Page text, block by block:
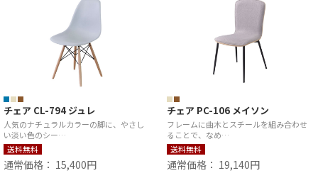
チェア CL-794 ジュレ
人気のナチュラルカラーの脚に、やさし
い淡い色のシー…
送料無料
通常価格： 15,400円
チェア PC-106 メイソン
フレームに曲木とスチールを組み合わせ
ることで、なめ…
送料無料
通常価格： 19,140円